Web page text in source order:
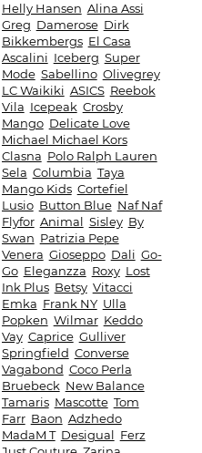
Helly Hansen Alina Assi
Greg Damerose Dirk
Bikkembergs El Casa
Ascalini Iceberg Super
Mode Sabellino Olivegrey
LC Waikiki ASICS Reebok
Vila Icepeak Crosby
Mango Delicate Love
Michael Michael Kors
Clasna Polo Ralph Lauren
Sela Columbia Taya
Mango Kids Cortefiel
Lusio Button Blue Naf Naf
Flyfor Animal Sisley By
Swan Patrizia Pepe
Venera Gioseppo Dali Go-
Go Eleganzza Roxy Lost
Ink Plus Betsy Vitacci
Emka Frank NY Ulla
Popken Wilmar Keddo
Vay Caprice Gulliver
Springfield Converse
Vagabond Coco Perla
Bruebeck New Balance
Tamaris Mascotte Tom
Farr Baon Adzhedo
MadaM T Desigual Ferz